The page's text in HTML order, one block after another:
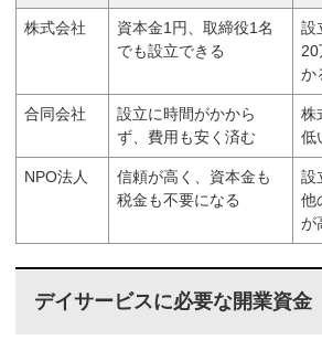
株式会社
資本金1円、取締役1名
でも設立できる
設
か
合同会社
設立に時間がかから
ず、費用も安く済む
株
低
NPO法人
信頼が高く、資本金も
税金も不要になる
設
他
が
デイサービスに必要な開業資金